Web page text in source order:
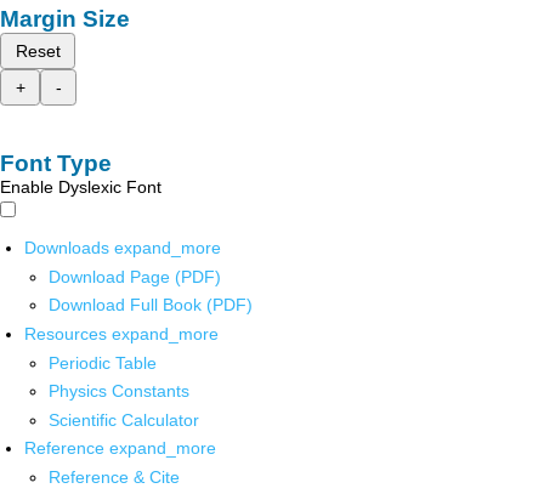
Margin Size
Reset
+
-
Font Type
Enable Dyslexic Font
Downloads expand_more
Download Page (PDF)
Download Full Book (PDF)
Resources expand_more
Periodic Table
Physics Constants
Scientific Calculator
Reference expand_more
Reference & Cite